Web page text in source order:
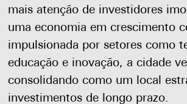
mais atenção de investidores
uma economia em crescimento
impulsionada por setores como
educação e inovação, a cidade
consolidando como um local
investimentos de longo prazo.